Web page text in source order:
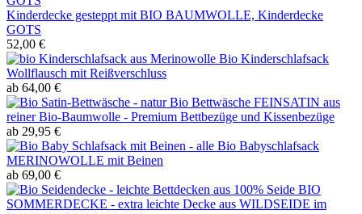
Kinderdecke gesteppt mit BIO BAUMWOLLE, Kinderdecke
GOTS
52,00 €
Bio Kinderschlafsack
Wollflausch mit Reißverschluss
ab 64,00 €
Bio Bettwäsche FEINSATIN aus
reiner Bio-Baumwolle - Premium Bettbezüge und Kissenbezüge
ab 29,95 €
Bio Babyschlafsack
MERINOWOLLE mit Beinen
ab 69,00 €
BIO
SOMMERDECKE - extra leichte Decke aus WILDSEIDE im